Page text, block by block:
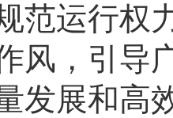
范运行权
风，引导
发展和高